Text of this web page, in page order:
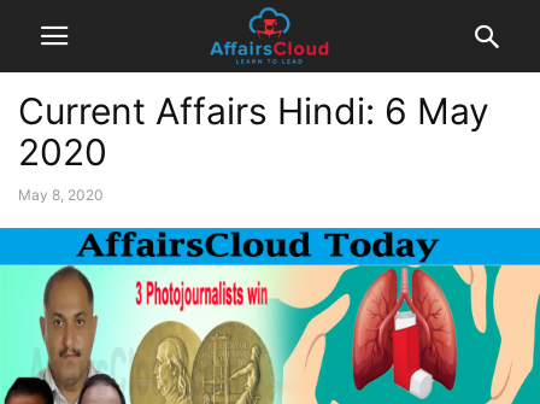
Current Affairs Hindi: 6 May
2020
May 8, 2020